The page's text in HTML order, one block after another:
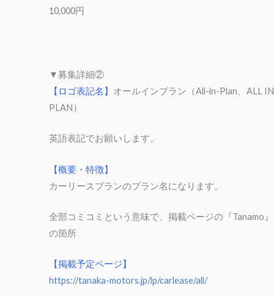
10,000円
▼募集詳細②
【ロゴ表記名】 オールインプラン（All-in-Plan、ALL IN
PLAN）
英語表記でお願いします。
【概要・特徴】
カーリースプランのプラン名になります。
全部コミコミという意味で、掲載ページの『Tanamo』
の箇所
【掲載予定ページ】
https://tanaka-motors.jp/lp/carlease/all/